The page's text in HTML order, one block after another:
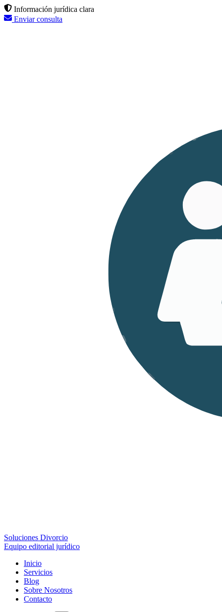
Información jurídica clara
Enviar consulta
Soluciones Divorcio
Equipo editorial jurídico
Inicio
Servicios
Blog
Sobre Nosotros
Contacto